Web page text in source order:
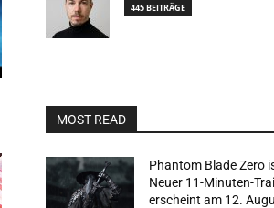
445 BEITRÄGE
MOST READ
Phantom Blade Zero
Neuer 11-Minuten-
erscheint am 12.